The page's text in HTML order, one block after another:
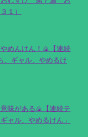
１）
めんけん！🍙【連続
ギャル、やめるけ
味がある🍙【連続テ
ャル、やめるけん」